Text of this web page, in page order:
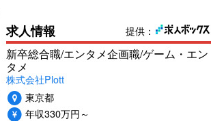
提供：
求人情報
新卒総合職/エンタメ企画職/ゲーム・エン
タメ
株式会社Plott
東京都
年収330万円～